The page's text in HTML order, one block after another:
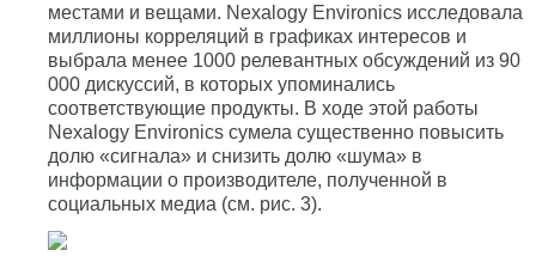
местами и вещами. Nexalogy Environics исследовала
миллионы корреляций в графиках интересов и
выбрала менее 1000 релевантных обсуждений из 90
000 дискуссий, в которых упоминались
соответствующие продукты. В ходе этой работы
Nexalogy Environics сумела существенно повысить
долю «сигнала» и снизить долю «шума» в
информации о производителе, полученной в
социальных медиа (см. рис. 3).